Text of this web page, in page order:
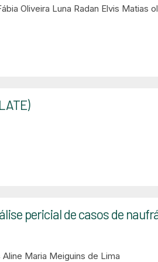
Oliveira Luna Radan Elvis Matias
pericial de casos de
Aline Maria Meiguins de Lima